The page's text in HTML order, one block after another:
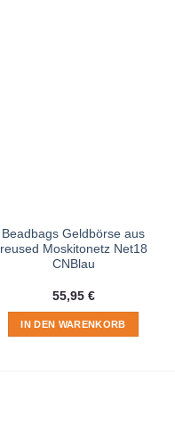
Beadbags Geldbörse aus
reused Moskitonetz Net18
CNBlau
55,95 €
IN DEN WARENKORB